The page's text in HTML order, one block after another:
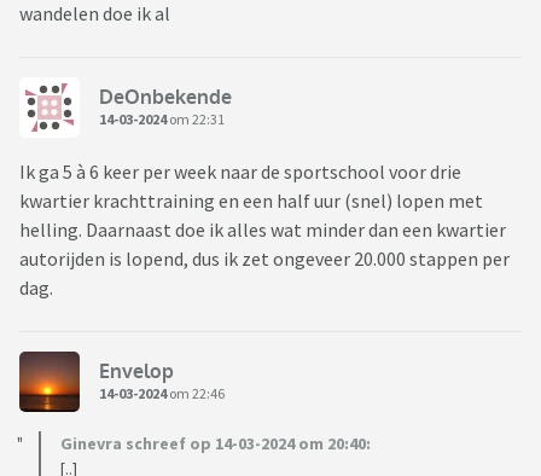
wandelen doe ik al
DeOnbekende
14-03-2024om 22:31
Ik ga 5 à 6 keer per week naar de sportschool voor drie
kwartier krachttraining en een half uur (snel) lopen met
helling. Daarnaast doe ik alles wat minder dan een kwartier
autorijden is lopend, dus ik zet ongeveer 20.000 stappen per
dag.
Envelop
14-03-2024om 22:46
Ginevra schreef op 14-03-2024 om 20:40:
[..]